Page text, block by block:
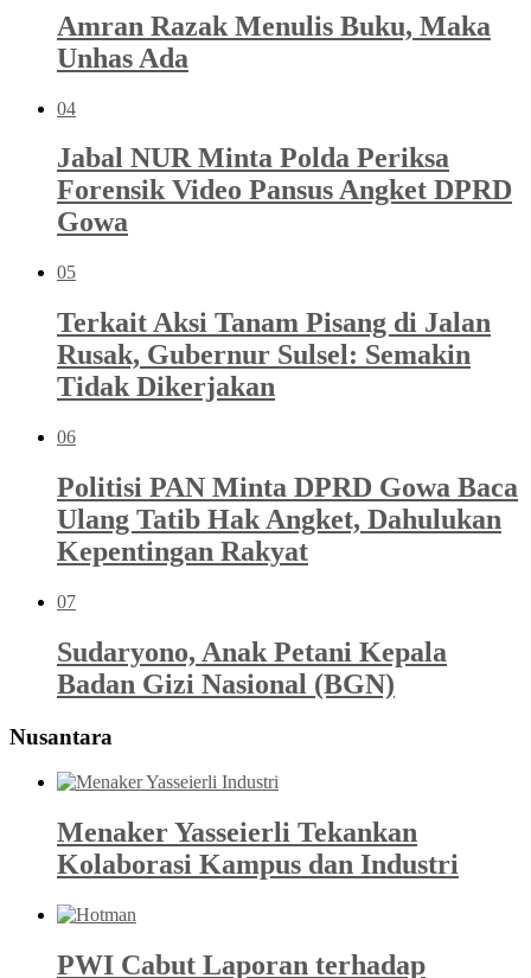
Amran Razak Menulis Buku, Maka
Unhas Ada
04
Jabal NUR Minta Polda Periksa
Forensik Video Pansus Angket DPRD
Gowa
05
Terkait Aksi Tanam Pisang di Jalan
Rusak, Gubernur Sulsel: Semakin
Tidak Dikerjakan
06
Politisi PAN Minta DPRD Gowa Baca
Ulang Tatib Hak Angket, Dahulukan
Kepentingan Rakyat
07
Sudaryono, Anak Petani Kepala
Badan Gizi Nasional (BGN)
Nusantara
Menaker Yasseierli Tekankan
Kolaborasi Kampus dan Industri
PWI Cabut Laporan terhadap